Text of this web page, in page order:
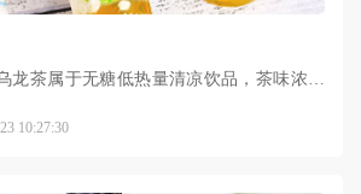
龙茶属于无糖低热量清凉饮品，茶味浓郁
糖0脂肪，不含色素、防腐剂、香精，可
10:27:30